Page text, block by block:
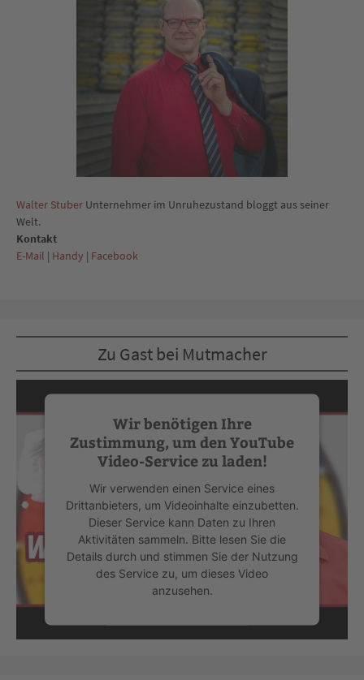
Walter Stuber Unternehmer im Unruhezustand bloggt aus seiner
Welt.
Kontakt
E-Mail | Handy | Facebook
Zu Gast bei Mutmacher
Wir benötigen Ihre
Zustimmung, um den YouTube
Video-Service zu laden!
Wir verwenden einen Service eines
Drittanbieters, um Videoinhalte einzubetten.
Dieser Service kann Daten zu Ihren
Aktivitäten sammeln. Bitte lesen Sie die
Details durch und stimmen Sie der Nutzung
des Service zu, um dieses Video
anzusehen.
Mehr Informationen